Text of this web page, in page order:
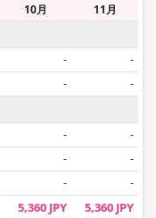
10月
11月
-
-
-
-
-
-
-
-
-
-
5,360 JPY 5,360 JPY